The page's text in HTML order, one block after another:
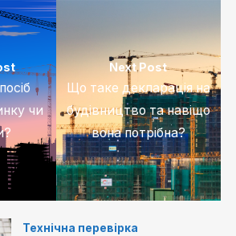
чи
Next Post
Що таке декларація на
будівництво та навіщо
вона потрібна?
Технічна перевірка